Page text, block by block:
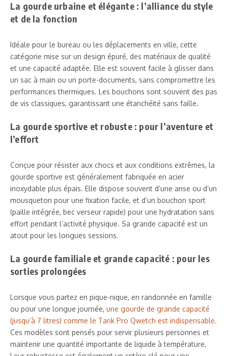
La gourde urbaine et élégante : l’alliance du style
et de la fonction
Idéale pour le bureau ou les déplacements en ville, cette
catégorie mise sur un design épuré, des matériaux de qualité
et une capacité adaptée. Elle est souvent facile à glisser dans
un sac à main ou un porte-documents, sans compromettre les
performances thermiques. Les bouchons sont souvent des pas
de vis classiques, garantissant une étanchéité sans faille.
La gourde sportive et robuste : pour l’aventure et
l’effort
Conçue pour résister aux chocs et aux conditions extrêmes, la
gourde sportive est généralement fabriquée en acier
inoxydable plus épais. Elle dispose souvent d’une anse ou d’un
mousqueton pour une fixation facile, et d’un bouchon sport
(paille intégrée, bec verseur rapide) pour une hydratation sans
effort pendant l’activité physique. Sa grande capacité est un
atout pour les longues sessions.
La gourde familiale et grande capacité : pour les
sorties prolongées
Lorsque vous partez en pique-nique, en randonnée en famille
ou pour une longue journée, une gourde de grande capacité
(jusqu’à 7 litres) comme le Tank Pro Qwetch est indispensable.
Ces modèles sont pensés pour servir plusieurs personnes et
maintenir une quantité importante de liquide à température.